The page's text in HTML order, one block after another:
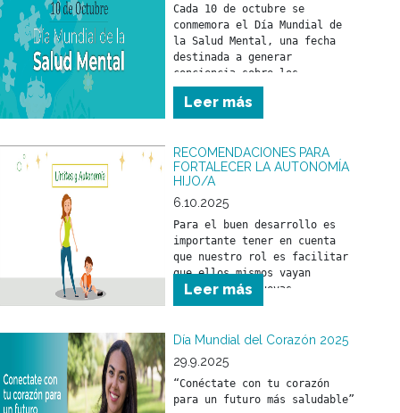
Cada 10 de octubre se
conmemora el Día Mundial de
la Salud Mental, una fecha
destinada a generar
conciencia sobre los
problemas vinculados con la
salud mental y a promover los
derechos de las personas que
objetivo de mejorar su
atención, cuidado y
Leer más
RECOMENDACIONES PARA
FORTALECER LA AUTONOMÍA
HIJO/A
6.10.2025
Para el buen desarrollo es
importante tener en cuenta
que nuestro rol es facilitar
que ellos mismos vayan
logrando sus nuevas
“conquistas”. Ponerse de pie,
buena capacidad de
irán adquiriendo por
imitación y propio
desarrollo.
Leer más
Día Mundial del Corazón 2025
29.9.2025
“Conéctate con tu corazón
para un futuro más saludable”